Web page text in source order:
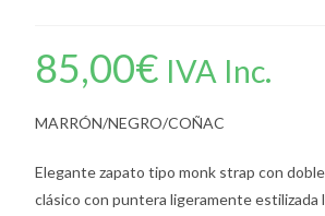
85,00€ IVA Inc.
MARRÓN/NEGRO/COÑAC
Elegante zapato tipo monk strap con
clásico con puntera ligeramente